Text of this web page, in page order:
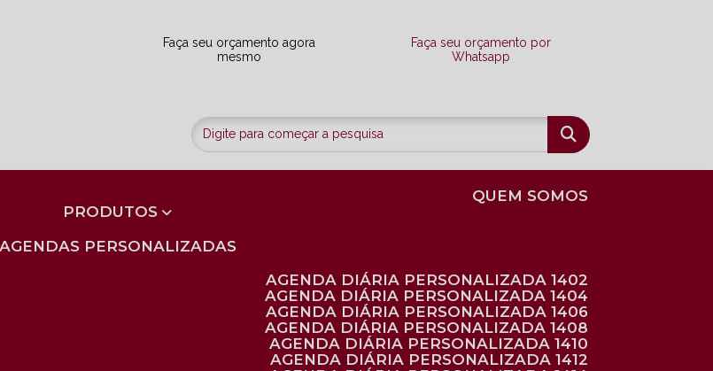
Faça seu orçamento agora
mesmo
Faça seu orçamento por
Whatsapp
QUEM SOMOS
PRODUTOS
AGENDAS PERSONALIZADAS
AGENDA DIÁRIA PERSONALIZADA 1402
AGENDA DIÁRIA PERSONALIZADA 1404
AGENDA DIÁRIA PERSONALIZADA 1406
AGENDA DIÁRIA PERSONALIZADA 1408
AGENDA DIÁRIA PERSONALIZADA 1410
AGENDA DIÁRIA PERSONALIZADA 1412